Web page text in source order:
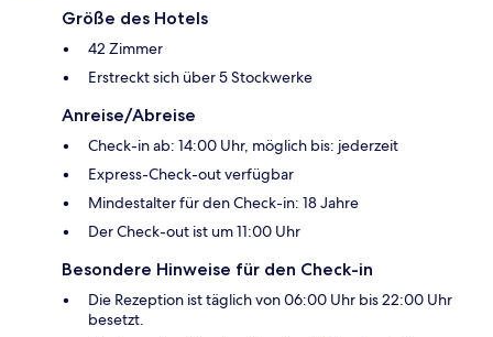
Größe des Hotels
42 Zimmer
Erstreckt sich über 5 Stockwerke
Anreise/Abreise
Check-in ab: 14:00 Uhr, möglich bis: jederzeit
Express-Check-out verfügbar
Mindestalter für den Check-in: 18 Jahre
Der Check-out ist um 11:00 Uhr
Besondere Hinweise für den Check-in
Die Rezeption ist täglich von 06:00 Uhr bis 22:00 Uhr
besetzt.